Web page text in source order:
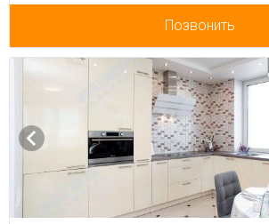
Позвонить